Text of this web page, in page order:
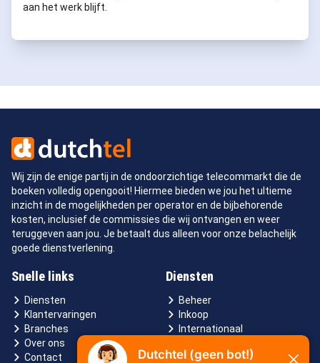
aan het werk blijft.
Wij zijn de enige partij in de ondoorzichtige telecommarkt die de
boeken volledig opengooit! Hiermee bieden we jou het ultieme
inzicht in de mogelijkheden per operator en de bijbehorende
kosten, inclusief de commissies die wij ontvangen en weer
teruggeven aan jou. Je betaalt dus alleen voor onze belachelijk
goede dienstverlening.
Snelle links
Diensten
Klantervaringen
Branches
Over ons
Contact
Diensten
Beheer
Inkoop
Internationaal